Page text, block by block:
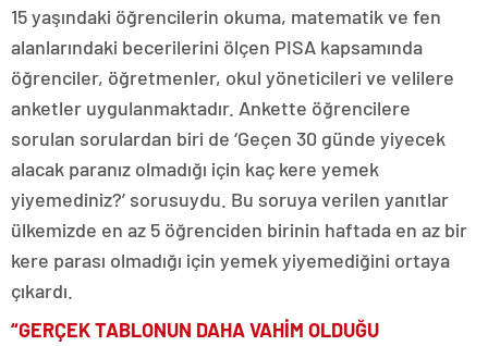
15 yaşındaki öğrencilerin okuma, matematik ve fen
alanlarındaki becerilerini ölçen PISA kapsamında
öğrenciler, öğretmenler, okul yöneticileri ve velilere
anketler uygulanmaktadır. Ankette öğrencilere
sorulan sorulardan biri de ‘Geçen 30 günde yiyecek
alacak paranız olmadığı için kaç kere yemek
yiyemediniz?’ sorusuydu. Bu soruya verilen yanıtlar
ülkemizde en az 5 öğrenciden birinin haftada en az bir
kere parası olmadığı için yemek yiyemediğini ortaya
çıkardı.
“GERÇEK TABLONUN DAHA VAHİM OLDUĞU